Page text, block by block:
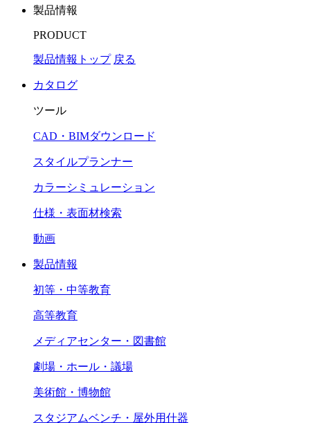
製品情報
PRODUCT
製品情報トップ 戻る
カタログ
ツール
CAD・BIMダウンロード
スタイルプランナー
カラーシミュレーション
仕様・表面材検索
動画
製品情報
初等・中等教育
高等教育
メディアセンター・図書館
劇場・ホール・議場
美術館・博物館
スタジアムベンチ・屋外用什器